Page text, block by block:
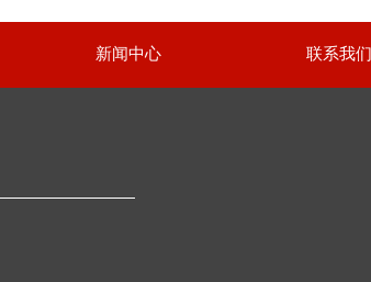
新闻中心 联系我们